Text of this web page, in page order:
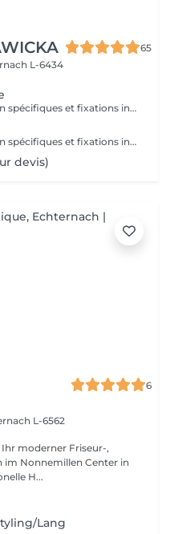
65
L-6434
Diagnostique, shampooing / Soin spécifiques et fixations inclus
Diagnostique, shampooing / Soin spécifiques et fixations inclus
devis)
6
L-6562
moderner Friseur-,
im Nonnemillen Center in
H...
Lang